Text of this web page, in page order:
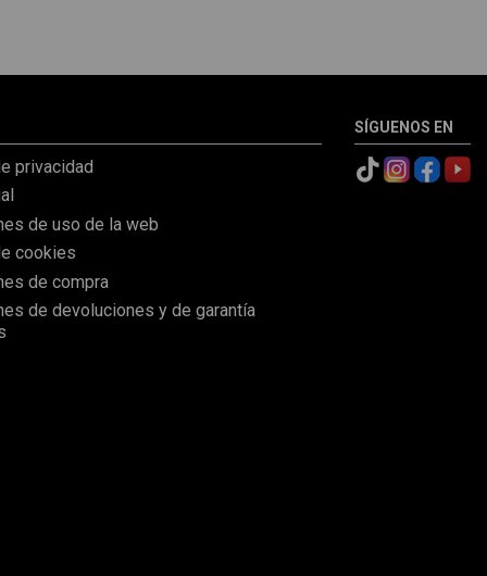
privacidad
de uso de la web
cookies
de compra
de devoluciones y de garantía
SÍGUENOS EN